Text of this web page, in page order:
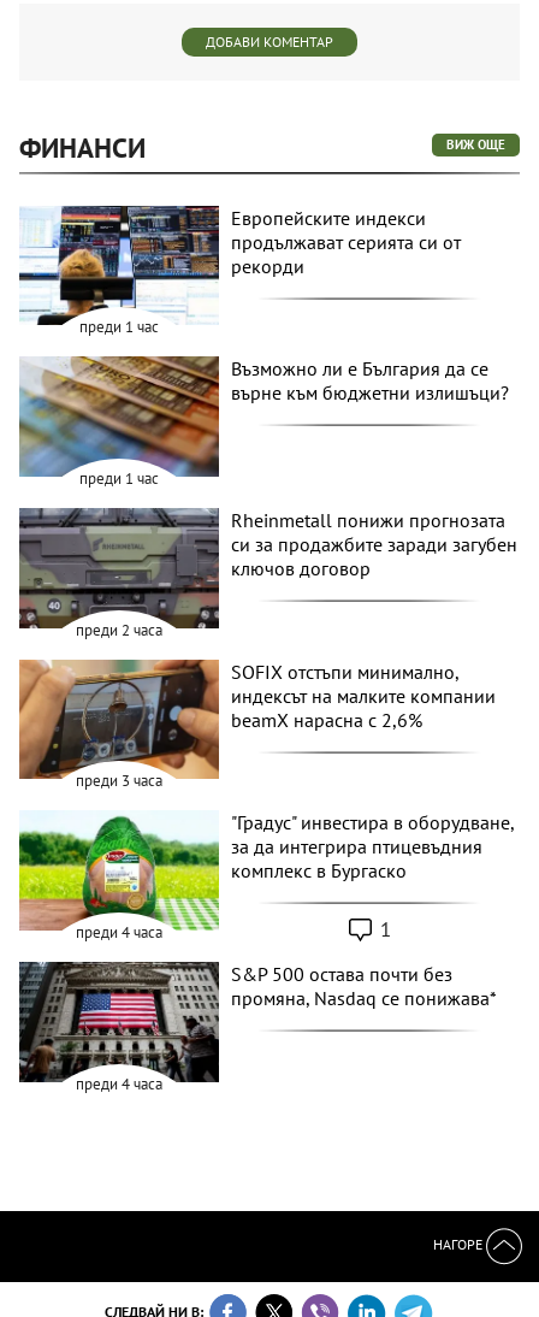
ДОБАВИ КОМЕНТАР
ФИНАНСИ ВИЖ ОЩЕ
преди 1 час
Европейските индекси
продължават серията си от
рекорди
преди 1 час
Възможно ли е България да се
върне към бюджетни излишъци?
преди 2 часа
Rheinmetall понижи прогнозата
си за продажбите заради загубен
ключов договор
преди 3 часа
SOFIX отстъпи минимално,
индексът на малките компании
beamX нарасна с 2,6%
преди 4 часа
"Градус" инвестира в оборудване,
за да интегрира птицевъдния
комплекс в Бургаско
1
преди 4 часа
S&P 500 остава почти без
промяна, Nasdaq се понижава*
НАГОРЕ
СЛЕДВАЙ НИ В: